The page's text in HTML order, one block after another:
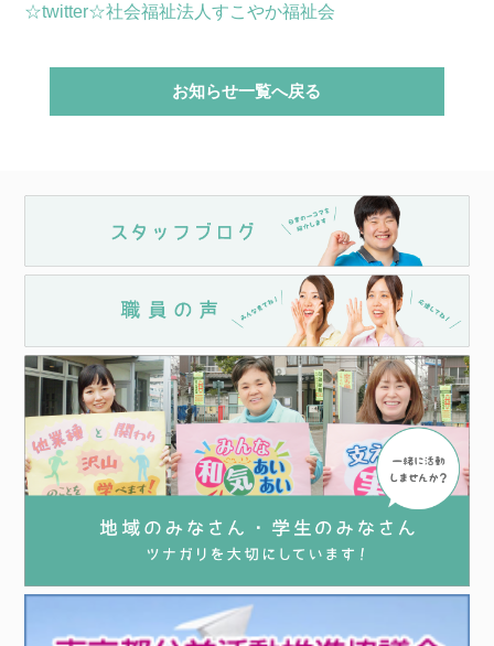
☆twitter☆社会福祉法人すこやか福祉会
お知らせ一覧へ戻る